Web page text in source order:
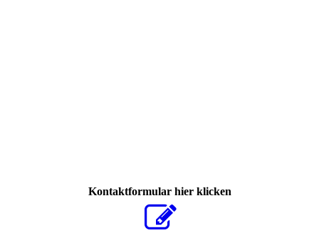
Kontaktformular hier klicken